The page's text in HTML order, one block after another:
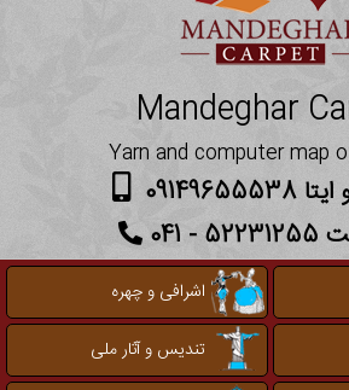
Mandeghar
Yarn and computer map
041
اشرافی و چهره
تندیس و آثار ملی